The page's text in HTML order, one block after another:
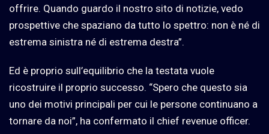
offrire. Quando guardo il nostro sito di notizie, vedo
prospettive che spaziano da tutto lo spettro: non è né di
estrema sinistra né di estrema destra”.
Ed è proprio sull’equilibrio che la testata vuole
ricostruire il proprio successo. “Spero che questo sia
uno dei motivi principali per cui le persone continuano a
tornare da noi”, ha confermato il chief revenue officer.